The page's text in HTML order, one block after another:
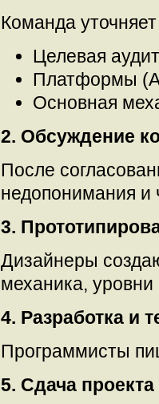
Команда
Целевая
Платформы
Основная
2. Обсуждение
После
недопонимания и
3.
Дизайнеры
механика,
4. Разработка и
Программисты
5. Сдача проекта